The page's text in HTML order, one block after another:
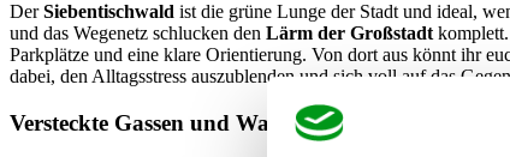
DerSiebentischwald ist die grüne Lunge der Stadt und ideal,
und das Wegenetz schlucken den Lärm der Großstadt
Parkplätze und eine klare Orientierung. Von dort aus könnt ihr
dabei, den Alltagsstress auszublenden und sich voll auf das
Versteckte Gassen und Wasserwege im Lechviertel